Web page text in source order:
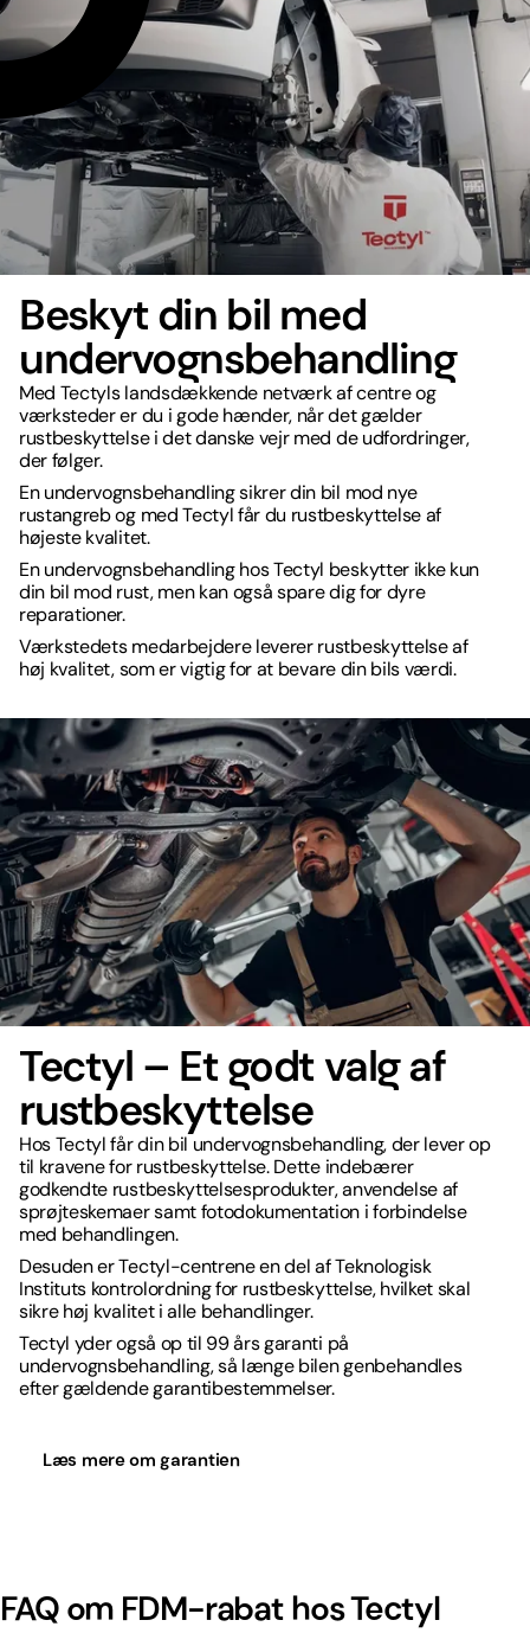
Beskyt din bil med
undervognsbehandling
Med Tectyls landsdækkende netværk af centre og
værksteder er du i gode hænder, når det gælder
rustbeskyttelse i det danske vejr med de udfordringer,
der følger.
En undervognsbehandling sikrer din bil mod nye
rustangreb og med Tectyl får du rustbeskyttelse af
højeste kvalitet.
En undervognsbehandling hos Tectyl beskytter ikke kun
din bil mod rust, men kan også spare dig for dyre
reparationer.
Værkstedets medarbejdere leverer rustbeskyttelse af
høj kvalitet, som er vigtig for at bevare din bils værdi.
Tectyl – Et godt valg af
rustbeskyttelse
Hos Tectyl får din bil undervognsbehandling, der lever op
til kravene for rustbeskyttelse. Dette indebærer
godkendte rustbeskyttelsesprodukter, anvendelse af
sprøjteskemaer samt fotodokumentation i forbindelse
med behandlingen.
Desuden er Tectyl-centrene en del af Teknologisk
Instituts kontrolordning for rustbeskyttelse, hvilket skal
sikre høj kvalitet i alle behandlinger.
Tectyl yder også op til 99 års garanti på
undervognsbehandling, så længe bilen genbehandles
efter gældende garantibestemmelser.
Læs mere om garantien
FAQ om FDM-rabat hos Tectyl